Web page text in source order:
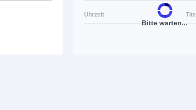
Bitte warten...
Uhrzeit Titel